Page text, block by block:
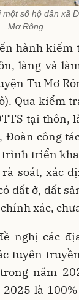
số hộ dân xã
Mơ Rông
hành kiểm
làng và
Tu Mơ
Qua kiểm
tại thôn,
Đoàn công
trình triển
soát, xác
đất ở, đất
xác,
nghị các
tuyên
năm
là